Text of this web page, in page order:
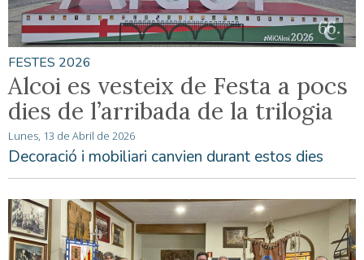
FESTES 2026
Alcoi es vesteix de Festa a pocs
dies de l’arribada de la trilogia
Lunes, 13 de Abril de 2026
Decoració i mobiliari canvien durant estos dies